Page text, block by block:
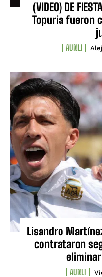
(VIDEO) DE
Topuria fueron
AUNLI
Lisandro
contrataron
AUNLI